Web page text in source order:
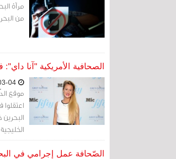
مرآة
من
الصحافية الأمريكية "آنا
موقع
الصّحافة عمل إجرامي في